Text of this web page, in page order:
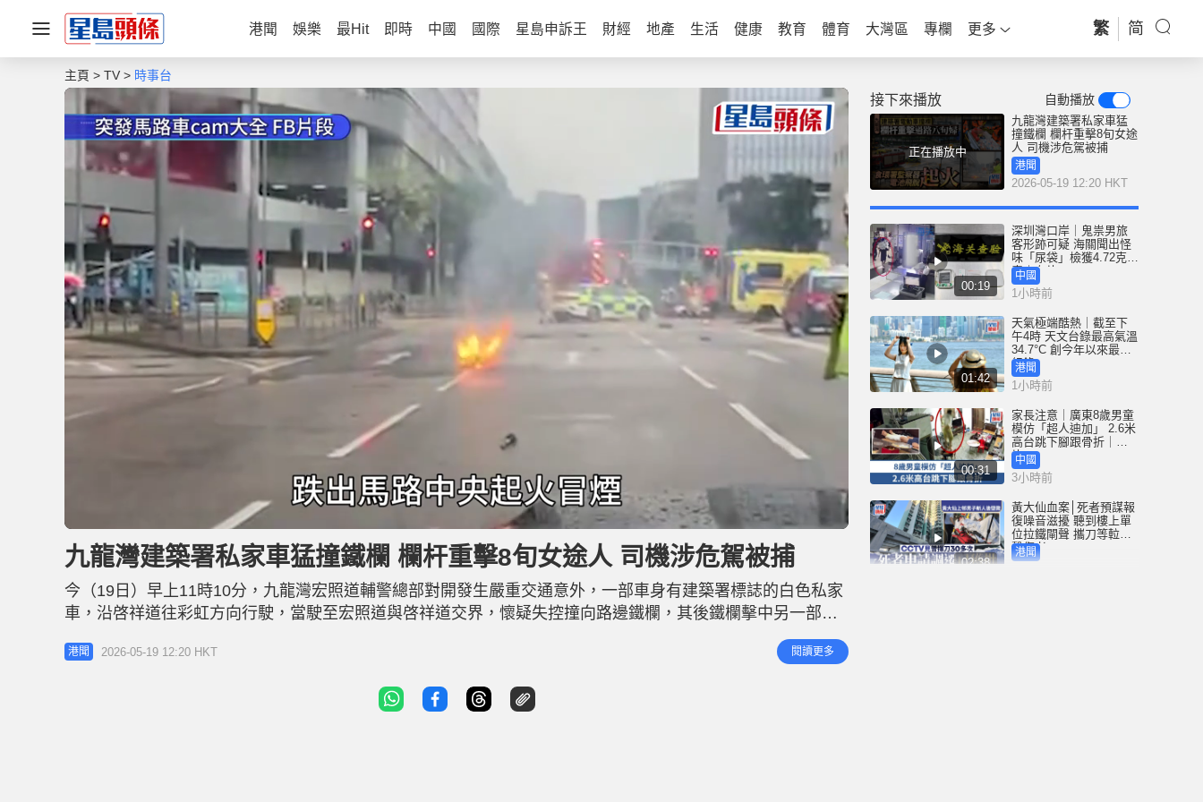
港聞 娛樂 最Hit 即時 中國 國際 星島申訴王 財經 地產 生活 健康 教育 體育 大灣區 專欄 更多 繁 简
主頁 TV 時事台
n
u
t
e
o
d
e
d
5
9
.
2
1
九龍灣建築署私家車猛撞鐵欄 欄杆重擊8旬女途人 司機涉危駕被捕
今（19日）早上11時10分，九龍灣宏照道輔警總部對開發生嚴重交通意外，一部車身有建築署標誌的白色私家
車，沿啓祥道往彩虹方向行駛，當駛至宏照道與啓祥道交界，懷疑失控撞向路邊鐵欄，其後鐵欄擊中另一部及
正在等待橫過馬路的86歲姓麥老婦，而連接鐵欄上的一個食環署監察器電池亦飛脫至地面起火冒煙。 救援人員
接報到場，消防將火救熄，麥婦全身多處受傷，臉部披血昏迷被送往伊利沙伯醫院搶救。警方經初步調查，私
港聞 2026-05-19 12:20 HKT 閱讀更多
接下來播放 自動播放
正在播放中
九龍灣建築署私家車猛
撞鐵欄 欄杆重擊8旬女途
人 司機涉危駕被捕
港聞
2026-05-19 12:20 HKT
00:19
深圳灣口岸｜鬼祟男旅
客形跡可疑 海關聞出怪
味「尿袋」檢獲4.72克冰
毒｜有片
中國
1小時前
01:42
天氣極端酷熱｜截至下
午4時 天文台錄最高氣溫
34.7°C 創今年以來最高
紀錄
港聞
1小時前
00:31
家長注意｜廣東8歲男童
模仿「超人迪加」 2.6米
高台跳下腳跟骨折｜有
片中國
3小時前
02:38
黃大仙血案│死者預謀報
復噪音滋擾 聽到樓上單
位拉鐵閘聲 攜刀等𨋢伏
擊傷者
港聞